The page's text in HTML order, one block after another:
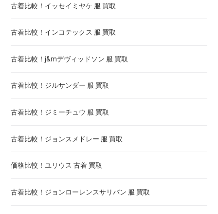
古着比較！イッセイミヤケ 服 買取
古着比較！インコテックス 服 買取
古着比較！j&mデヴィッドソン 服 買取
古着比較！ジルサンダー 服 買取
古着比較！ジミーチュウ 服 買取
古着比較！ジョンスメドレー 服 買取
価格比較！ユリウス 古着 買取
古着比較！ジョンローレンスサリバン 服 買取